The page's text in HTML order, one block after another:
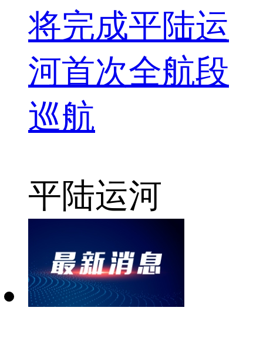
将完成平陆运
河首次全航段
巡航
平陆运河